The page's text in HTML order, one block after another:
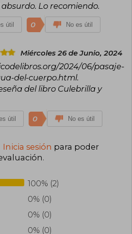
Lo recomiendo.
útil 0 No es útil
Miércoles 26 de Junio, 2024
2024/06/pasaje-
del-cuerpo.html.
del libro Culebrilla y
útil 0 No es útil
Inicia sesión para poder
.
100% (2)
0% (0)
0% (0)
0% (0)